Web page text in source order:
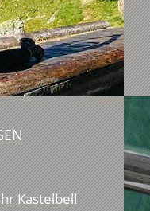
Kastelbell